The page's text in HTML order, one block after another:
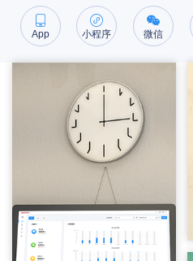
App 小程序 微信